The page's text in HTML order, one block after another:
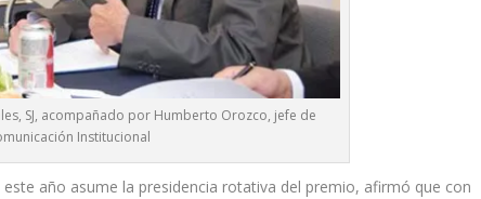
SJ, acompañado por Humberto Orozco, jefe de
Institucional
este año asume la presidencia rotativa del premio, afirmó que con